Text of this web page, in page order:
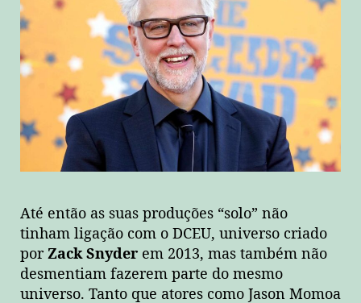
Até então as suas produções “solo” não
tinham ligação com o DCEU, universo criado
porZack Snyder em 2013, mas também não
desmentiam fazerem parte do mesmo
universo. Tanto que atores como Jason Momoa